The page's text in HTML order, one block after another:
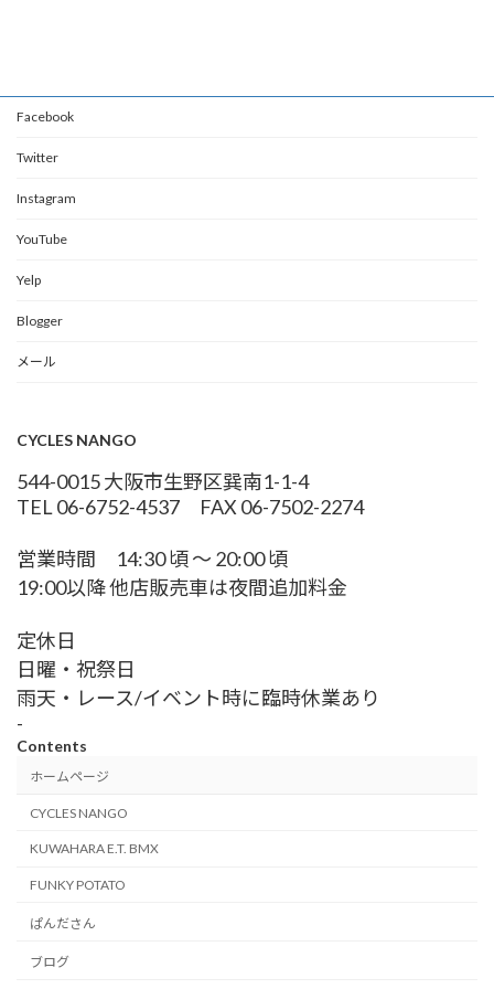
Facebook
Twitter
Instagram
YouTube
Yelp
Blogger
メール
CYCLES NANGO
544-0015 大阪市生野区巽南1-1-4
TEL 06-6752-4537 FAX 06-7502-2274
営業時間 14:30 頃 〜 20:00 頃
19:00以降 他店販売車は夜間追加料金
定休日
日曜・祝祭日
雨天・レース/イベント時に臨時休業あり
-
Contents
ホームページ
CYCLES NANGO
KUWAHARA E.T. BMX
FUNKY POTATO
ぱんださん
ブログ